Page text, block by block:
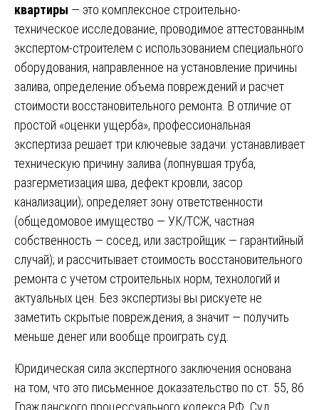
квартиры — это комплексное строительно-
техническое исследование, проводимое аттестованным
экспертом-строителем с использованием специального
оборудования, направленное на установление причины
залива, определение объема повреждений и расчет
стоимости восстановительного ремонта. В отличие от
простой «оценки ущерба», профессиональная
экспертиза решает три ключевые задачи: устанавливает
техническую причину залива (лопнувшая труба,
разгерметизация шва, дефект кровли, засор
канализации); определяет зону ответственности
(общедомовое имущество — УК/ТСЖ, частная
собственность — сосед, или застройщик — гарантийный
случай); и рассчитывает стоимость восстановительного
ремонта с учетом строительных норм, технологий и
актуальных цен. Без экспертизы вы рискуете не
заметить скрытые повреждения, а значит — получить
меньше денег или вообще проиграть суд.
Юридическая сила экспертного заключения основана
на том, что это письменное доказательство по ст. 55, 86
Гражданского процессуального кодекса РФ. Суд